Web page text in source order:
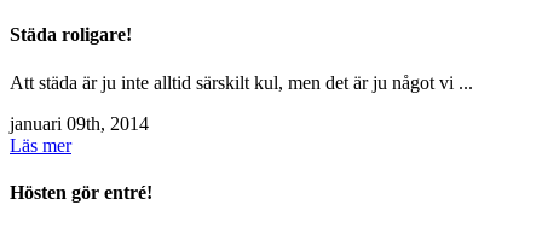
Städa roligare!
Att städa är ju inte alltid särskilt kul, men det är ju något vi ...
januari 09th, 2014
Läs mer
Hösten gör entré!